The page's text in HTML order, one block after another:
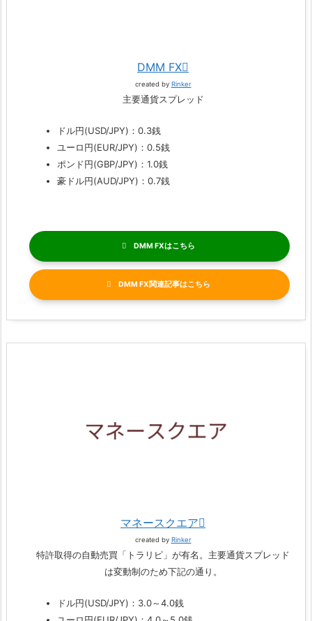
DMM FX
created by Rinker
主要通貨スプレッド
ドル円(USD/JPY)：0.3銭
ユーロ円(EUR/JPY)：0.5銭
ポンド円(GBP/JPY)：1.0銭
豪ドル円(AUD/JPY)：0.7銭
DMM FX
DMM FX関連記事
マネースクエア
created by Rinker
特許取得の自動売買「トラリピ」が有名。主要通貨スプレッド
は変動制のため下記の通り。
ドル円(USD/JPY)：3.0～4.0銭